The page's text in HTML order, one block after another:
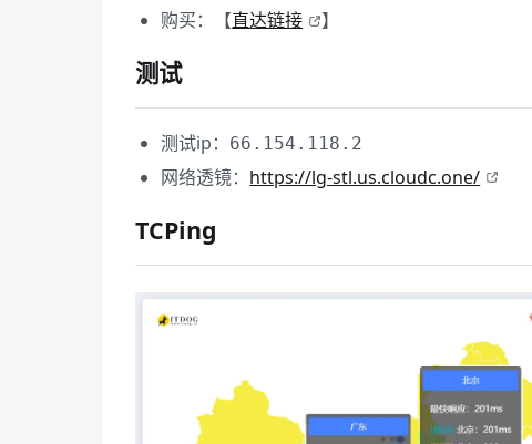
购买：【直达链接 】
测试
测试ip： 66.154.118.2
网络透镜： https://lg-stl.us.cloudc.one/
TCPing